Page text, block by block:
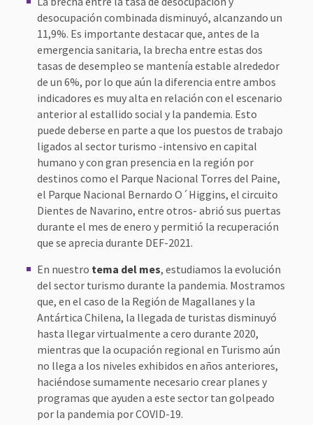
desocupación combinada disminuyó, alcanzando un
11,9%. Es importante destacar que, antes de la
emergencia sanitaria, la brecha entre estas dos
tasas de desempleo se mantenía estable alrededor
de un 6%, por lo que aún la diferencia entre ambos
indicadores es muy alta en relación con el escenario
anterior al estallido social y la pandemia. Esto
puede deberse en parte a que los puestos de trabajo
ligados al sector turismo -intensivo en capital
humano y con gran presencia en la región por
destinos como el Parque Nacional Torres del Paine,
el Parque Nacional Bernardo O´Higgins, el circuito
Dientes de Navarino, entre otros- abrió sus puertas
durante el mes de enero y permitió la recuperación
que se aprecia durante DEF-2021.
En nuestro tema del mes, estudiamos la evolución
del sector turismo durante la pandemia. Mostramos
que, en el caso de la Región de Magallanes y la
Antártica Chilena, la llegada de turistas disminuyó
hasta llegar virtualmente a cero durante 2020,
mientras que la ocupación regional en Turismo aún
no llega a los niveles exhibidos en años anteriores,
haciéndose sumamente necesario crear planes y
programas que ayuden a este sector tan golpeado
por la pandemia por COVID-19.